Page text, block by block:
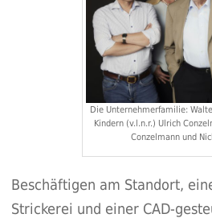
Die Unternehmerfamilie:
Kindern (v.l.n.r.) Ulrich
Conzelmann und
Beschäftigen am Standort,
Strickerei und einer CAD-